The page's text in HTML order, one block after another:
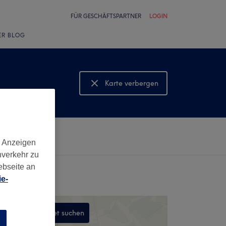
FÜR GESCHÄFTSPARTNER LOGIN
BLOG
Karte verbergen
Karte anzeigen
In diesem Gebiet suchen
zu
an